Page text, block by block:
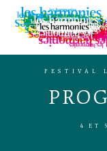
FESTIVAL
4 ET